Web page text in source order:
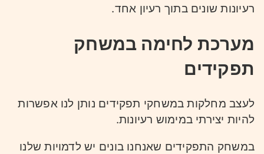
רעיונות שונים בתוך רעיון אחד.
מערכת לחימה במשחק
תפקידים
לעצב מחלקות במשחקי תפקידים נותן לנו אפשרות
להיות יצירתי במימוש רעיונות.
במשחק התפקידים שאנחנו בונים יש לדמויות שלנו